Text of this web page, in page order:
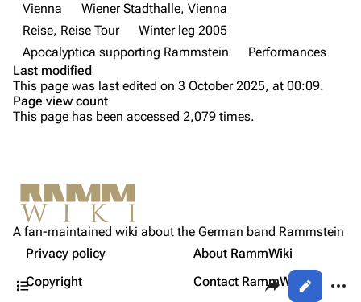
Song list
Tour dates
Merchandise
Song list
Members
Christoph Schneider
Till Lindemann
Paul Landers
Christian Lorenz
Not logged in
Your IP address will be publicly visible if you make any
edits.
Log in
Share this page
Views
Purge
Get shortened URL
Expand all
Contents
Setlist
Sources
Vienna
Wiener Stadthalle, Vienna
Reise, Reise Tour
Winter leg 2005
Apocalyptica supporting Rammstein
Performances
Last modified
This page was last edited on 3 October 2025, at 00:09.
Page view count
This page has been accessed 2,079 times.
A fan-maintained wiki about the German band Rammstein
Privacy policy
About RammWiki
Copyright
Contact RammWiki